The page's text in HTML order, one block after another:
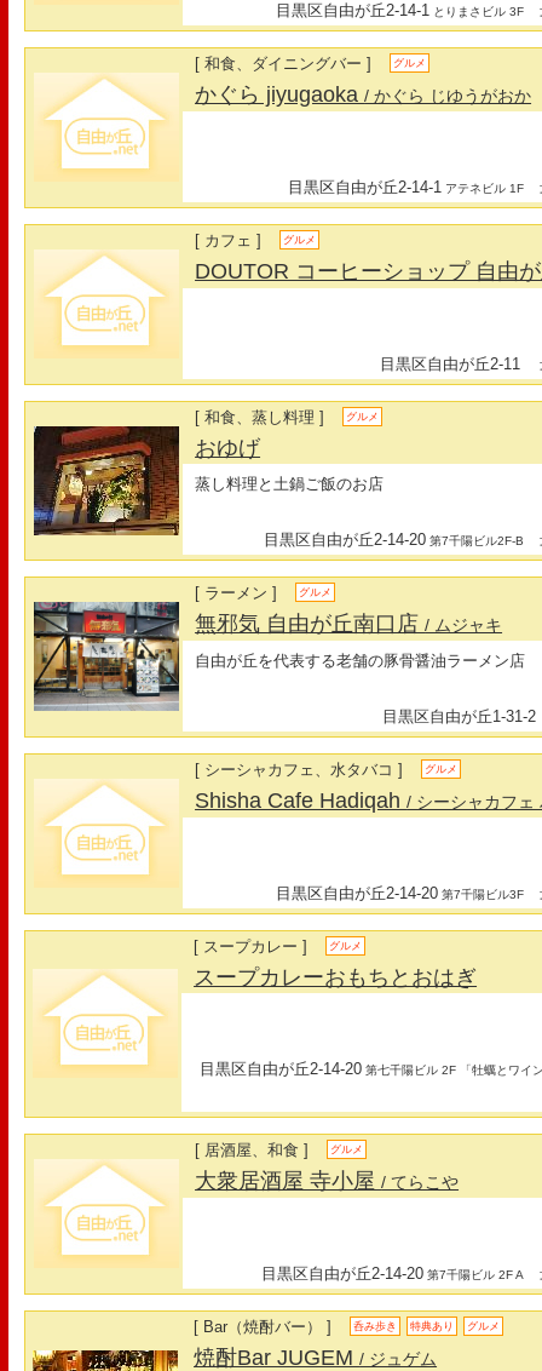
目黒区自由が丘2-14-1 とりまさビル 3F
[ 和食、ダイニングバー ] グルメ
かぐら jiyugaoka/ かぐら じゆうがおか
目黒区自由が丘2-14-1 アテネビル 1F
[ カフェ ] グルメ
DOUTOR コーヒーショップ 自由
目黒区自由が丘2-11
[ 和食、蒸し料理 ] グルメ
おゆげ
蒸し料理と土鍋ご飯のお店
目黒区自由が丘2-14-20 第7千陽ビル2F-B
[ ラーメン ] グルメ
無邪気 自由が丘南口店/ ムジャキ
自由が丘を代表する老舗の豚骨醤油ラーメン店
目黒区自由が丘1-31-2
[ シーシャカフェ、水タバコ ] グルメ
Shisha Cafe Hadiqah/ シーシャカフェ
目黒区自由が丘2-14-20 第7千陽ビル3F
[ スープカレー ] グルメ
スープカレーおもちとおはぎ
目黒区自由が丘2-14-20 第七千陽ビル 2F 「牡蠣とワイ
[ 居酒屋、和食 ] グルメ
大衆居酒屋 寺小屋/ てらこや
目黒区自由が丘2-14-20 第7千陽ビル 2F A
[ Bar（焼酎バー） ] 呑み歩き 特典あり グルメ
焼酎Bar JUGEM/ ジュゲム